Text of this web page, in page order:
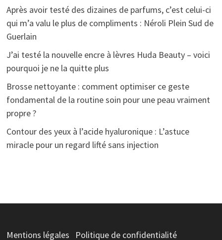
Après avoir testé des dizaines de parfums, c’est celui-ci
qui m’a valu le plus de compliments : Néroli Plein Sud de
Guerlain
J’ai testé la nouvelle encre à lèvres Huda Beauty – voici
pourquoi je ne la quitte plus
Brosse nettoyante : comment optimiser ce geste
fondamental de la routine soin pour une peau vraiment
propre ?
Contour des yeux à l’acide hyaluronique : L’astuce
miracle pour un regard lifté sans injection
Mentions légales Politique de confidentialité